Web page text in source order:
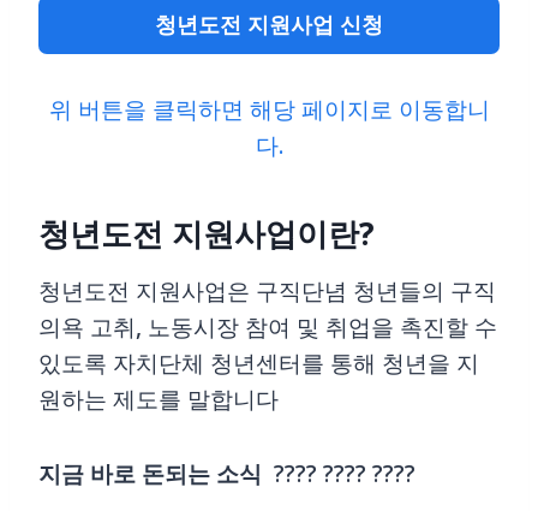
청년도전 지원사업 신청
위 버튼을 클릭하면 해당 페이지로 이동합니
다.
청년도전 지원사업이란?
청년도전 지원사업은 구직단념 청년들의 구직
의욕 고취, 노동시장 참여 및 취업을 촉진할 수
있도록 자치단체 청년센터를 통해 청년을 지
원하는 제도를 말합니다
지금 바로 돈되는 소식 ???? ???? ????